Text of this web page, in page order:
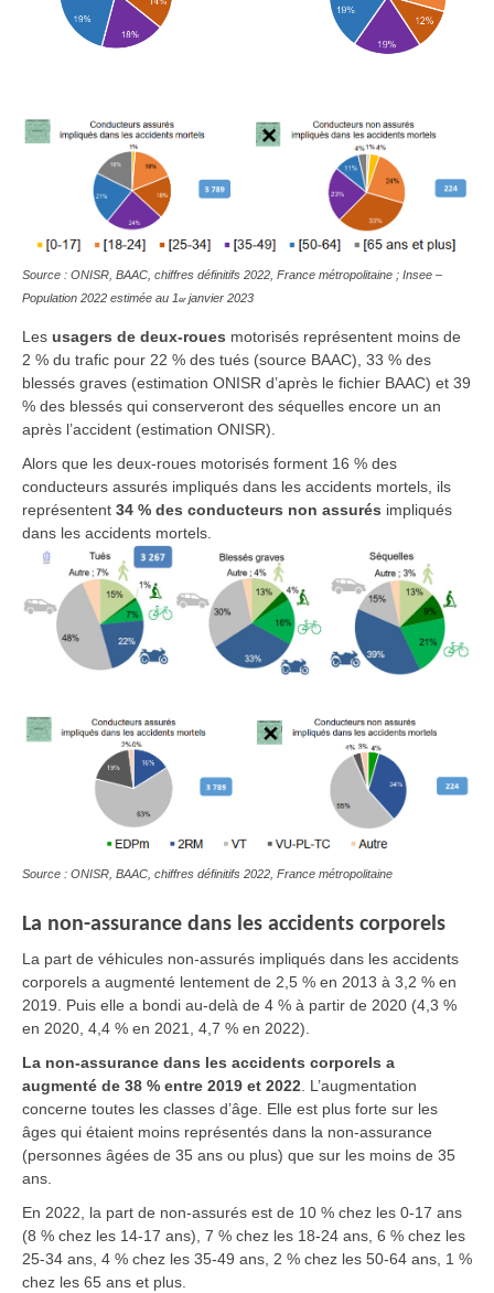
Source : ONISR, BAAC, chiffres définitifs 2022, France métropolitaine ; Insee –
Population 2022 estimée au 1er janvier 2023
Les usagers de deux-roues motorisés représentent moins de
2 % du trafic pour 22 % des tués (source BAAC), 33 % des
blessés graves (estimation ONISR d’après le fichier BAAC) et 39
% des blessés qui conserveront des séquelles encore un an
après l’accident (estimation ONISR).
Alors que les deux-roues motorisés forment 16 % des
conducteurs assurés impliqués dans les accidents mortels, ils
représentent 34 % des conducteurs non assurés impliqués
dans les accidents mortels.
Source : ONISR, BAAC, chiffres définitifs 2022, France métropolitaine
La non-assurance dans les accidents corporels
La part de véhicules non-assurés impliqués dans les accidents
corporels a augmenté lentement de 2,5 % en 2013 à 3,2 % en
2019. Puis elle a bondi au-delà de 4 % à partir de 2020 (4,3 %
en 2020, 4,4 % en 2021, 4,7 % en 2022).
La non-assurance dans les accidents corporels a
augmenté de 38 % entre 2019 et 2022 . L’augmentation
concerne toutes les classes d’âge. Elle est plus forte sur les
âges qui étaient moins représentés dans la non-assurance
(personnes âgées de 35 ans ou plus) que sur les moins de 35
ans.
En 2022, la part de non-assurés est de 10 % chez les 0-17 ans
(8 % chez les 14-17 ans), 7 % chez les 18-24 ans, 6 % chez les
25-34 ans, 4 % chez les 35-49 ans, 2 % chez les 50-64 ans, 1 %
chez les 65 ans et plus.